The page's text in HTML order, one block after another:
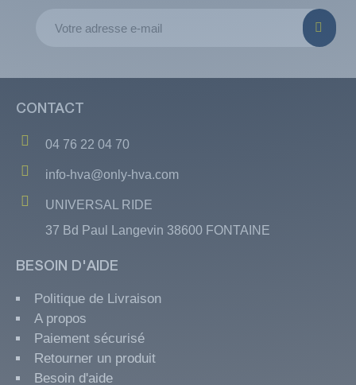
CONTACT
04 76 22 04 70
info-hva@only-hva.com
UNIVERSAL RIDE
37 Bd Paul Langevin 38600 FONTAINE
BESOIN D'AIDE
Politique de Livraison
A propos
Paiement sécurisé
Retourner un produit
Besoin d'aide